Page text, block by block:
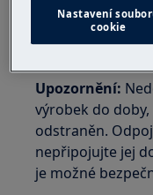
doporučujeme
autorizovaných
Upozornění:
výrobek do
odstraněn.
nepřipojujte jej
je možné
Nastavení
cookie